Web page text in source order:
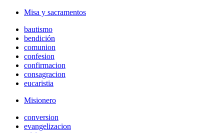
Misa y sacramentos
bautismo
bendición
comunion
confesion
confirmacion
consagracion
eucaristia
Misionero
conversion
evangelizacion